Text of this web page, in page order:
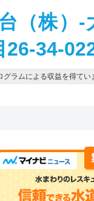
（株）-
26-34-
ラムによる収益を得てい